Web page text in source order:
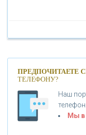
«БАНК САНКТ-
ПРЕДПОЧИТАЕТЕ
ТЕЛЕФОНУ?
Наш
телефон.
Мы в